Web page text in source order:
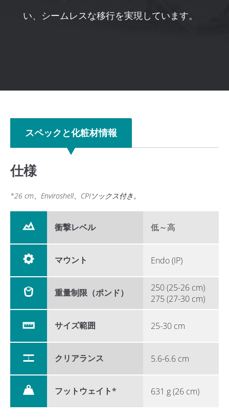
い、シームレスな移行を実現しています。
スペックと化粧材情報
仕様
*26 cm、Enviroshell、CPIソックス付き。
衝撃レベル 低～高
マウント Endo (IP)
重量制限（ポンド）
250 (25-26 cm)
275 (27-30 cm)
サイズ範囲 25-30 cm
クリアランス 5.6-6.6 cm
フットウェイト* 631 g (26 cm)